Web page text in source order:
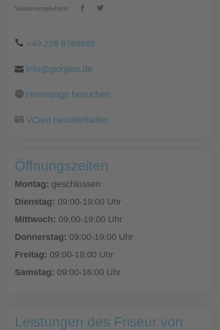
Weiterempfehlen:
+49 228 9766668
info@giorgios.de
Homepage besuchen
VCard herunterladen
Öffnungszeiten
Montag: geschlossen
Dienstag: 09:00-19:00 Uhr
Mittwoch: 09:00-19:00 Uhr
Donnerstag: 09:00-19:00 Uhr
Freitag: 09:00-19:00 Uhr
Samstag: 09:00-16:00 Uhr
Leistungen des Friseur von